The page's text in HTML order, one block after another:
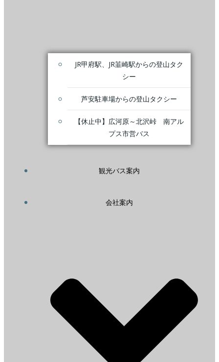
JR甲府駅、JR韮崎駅からの登山タク
シー
芦安駐車場からの登山タクシー
【休止中】広河原～北沢峠 南アル
プス市営バス
観光バス案内
会社案内